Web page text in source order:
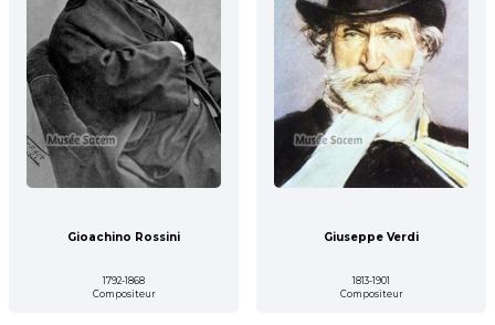
Gioachino Rossini
1792-1868
Compositeur
Giuseppe Verdi
1813-1901
Compositeur